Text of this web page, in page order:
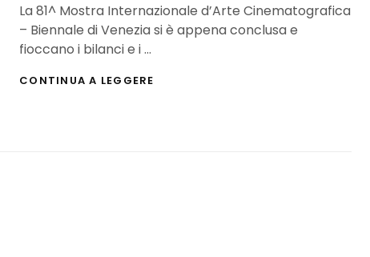
La 81^ Mostra Internazionale d’Arte Cinematografica
– Biennale di Venezia si è appena conclusa e
fioccano i bilanci e i …
CONTINUA A LEGGERE